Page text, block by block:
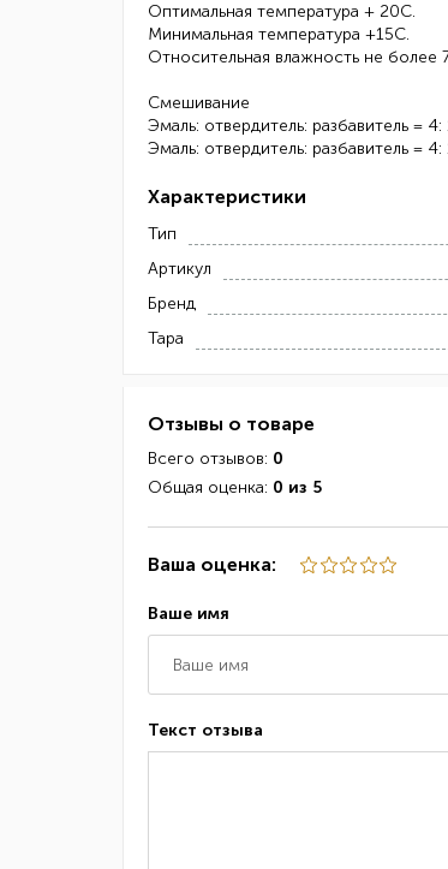
Оптимальная температура + 20С.
Минимальная температура +15С.
Относительная влажность не более
Смешивание
Эмаль: отвердитель: разбавитель =
Эмаль: отвердитель: разбавитель =
Характеристики
Тип
Артикул
Бренд
Тара
Отзывы о товаре
Всего отзывов: 0
Общая оценка: 0 из 5
Ваша оценка:
Ваше имя
Текст отзыва